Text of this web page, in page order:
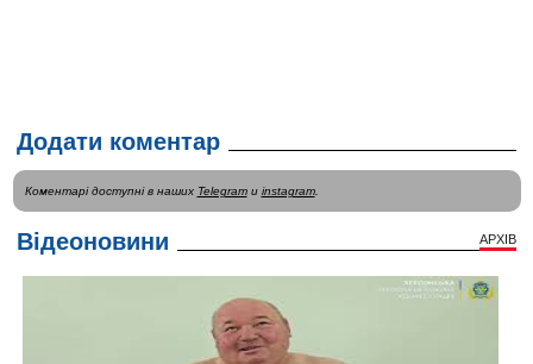
Додати коментар
Коментарі доступні в наших Telegramи instagram.
Відеоновини АРХІВ